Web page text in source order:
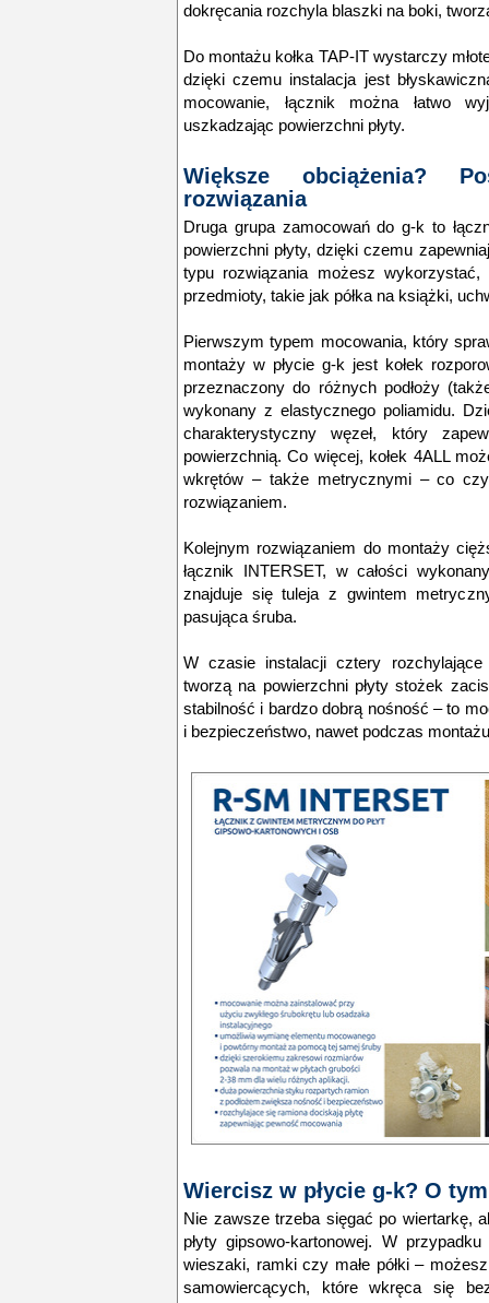
dokręcania rozchyla blaszki na boki,
Do montażu kołka TAP-IT wystarczy
dzięki czemu instalacja jest
mocowanie, łącznik można łatwo
uszkadzając powierzchni płyty.
Większe obciążenia?
rozwiązania
Druga grupa zamocowań do g-k to
powierzchni płyty, dzięki czemu
typu rozwiązania możesz
przedmioty, takie jak półka na książki,
Pierwszym typem mocowania, który
montaży w płycie g-k jest kołek
przeznaczony do różnych podłoży
wykonany z elastycznego poliamidu.
charakterystyczny węzeł, który
powierzchnią. Co więcej, kołek 4ALL
wkrętów – także metrycznymi – co
rozwiązaniem.
Kolejnym rozwiązaniem do montaży
łącznik INTERSET, w całości
znajduje się tuleja z gwintem
pasująca śruba.
W czasie instalacji cztery rozchylające
tworzą na powierzchni płyty stożek
stabilność i bardzo dobrą nośność – to
i bezpieczeństwo, nawet podczas
Wiercisz w płycie g-k? O
Nie zawsze trzeba sięgać po wiertarkę,
płyty gipsowo-kartonowej. W
wieszaki, ramki czy małe półki –
samowiercących, które wkręca się